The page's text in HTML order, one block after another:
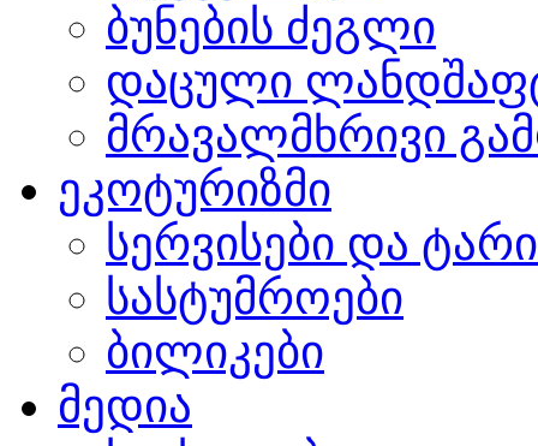
ბუნების ძეგლი
დაცული
მრავალმხრივი
ეკოტურიზმი
სერვისები და
სასტუმროები
ბილიკები
მედია